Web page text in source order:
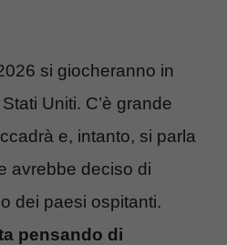
si giocheranno in
Uniti. C’è grande
e, intanto, si parla
avrebbe deciso di
dei paesi ospitanti.
pensando di